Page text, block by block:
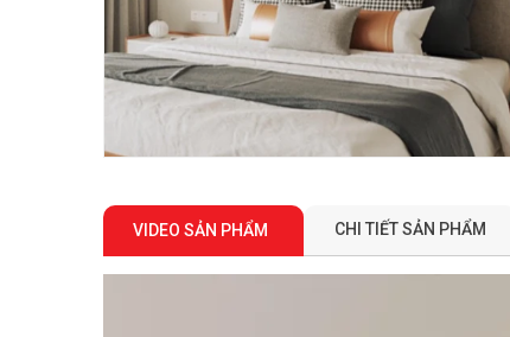
VIDEO SẢN PHẨM CHI TIẾT SẢN PHẨM